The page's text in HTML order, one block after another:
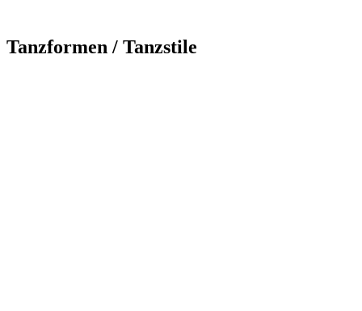
Tanzformen / Tanzstile